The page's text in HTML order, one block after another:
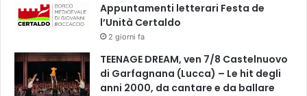
Appuntamenti letterari Festa de
l’Unità Certaldo
2 giorni fa
TEENAGE DREAM, ven 7/8 Castelnuovo
di Garfagnana (Lucca) – Le hit degli
anni 2000, da cantare e da ballare